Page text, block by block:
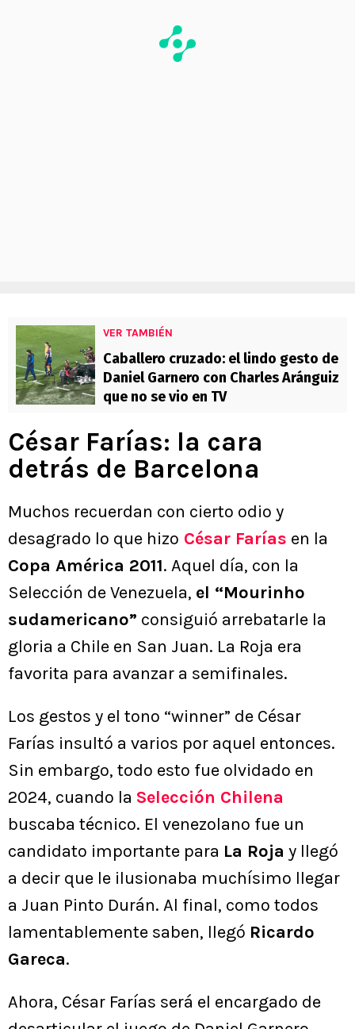
VER TAMBIÉN
Caballero cruzado: el lindo gesto de
Daniel Garnero con Charles Aránguiz
que no se vio en TV
César Farías: la cara
detrás de Barcelona
Muchos recuerdan con cierto odio y
desagrado lo que hizo César Farías en la
Copa América 2011. Aquel día, con la
Selección de Venezuela, el “Mourinho
sudamericano” consiguió arrebatarle la
gloria a Chile en San Juan. La Roja era
favorita para avanzar a semifinales.
Los gestos y el tono “winner” de César
Farías insultó a varios por aquel entonces.
Sin embargo, todo esto fue olvidado en
2024, cuando la Selección Chilena
buscaba técnico. El venezolano fue un
candidato importante para La Roja y llegó
a decir que le ilusionaba muchísimo llegar
a Juan Pinto Durán. Al final, como todos
lamentablemente saben, llegó Ricardo
Gareca.
Ahora, César Farías será el encargado de